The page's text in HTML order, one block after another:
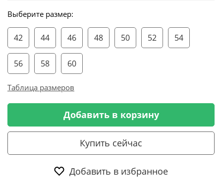
Выберите размер:
42 44 46 48 50 52 54
56 58 60
Таблица размеров
Добавить в корзину
Купить сейчас
Добавить в избранное